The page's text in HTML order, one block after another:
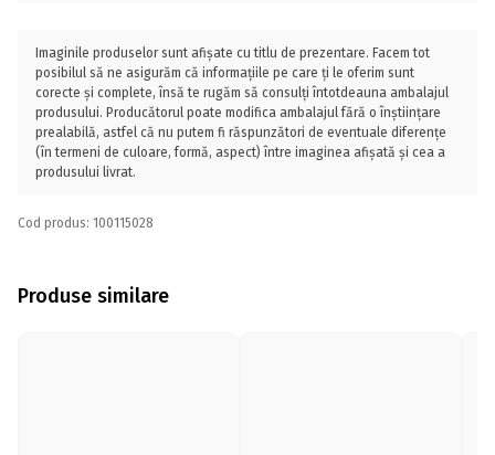
Imaginile produselor sunt afișate cu titlu de prezentare. Facem tot
posibilul să ne asigurăm că informațiile pe care ți le oferim sunt
corecte și complete, însă te rugăm să consulți întotdeauna ambalajul
produsului. Producătorul poate modifica ambalajul fără o înștiințare
prealabilă, astfel că nu putem fi răspunzători de eventuale diferențe
(în termeni de culoare, formă, aspect) între imaginea afișată și cea a
produsului livrat.
Cod produs: 100115028
Produse similare